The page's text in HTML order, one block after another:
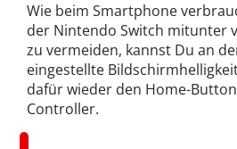
Wie beim Smartphone
der Nintendo Switch mitunter
zu vermeiden, kannst Du an
eingestellte
dafür wieder den Home-
Controller.